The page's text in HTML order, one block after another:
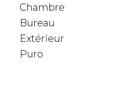
Chambre
Bureau
Extérieur
Puro